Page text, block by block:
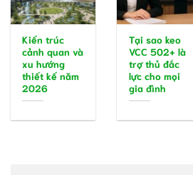
Kiến trúc
cảnh quan và
xu hướng
thiết kế năm
2026
Tại sao keo
VCC 502+ là
trợ thủ đắc
lực cho mọi
gia đình